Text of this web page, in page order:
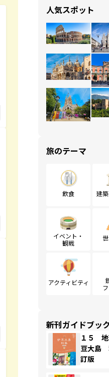
人気スポット
旅のテーマ
飲食 建
イベント・
観戦
アクティビティ
新刊ガイドブッ
１５
豆大島
訂版